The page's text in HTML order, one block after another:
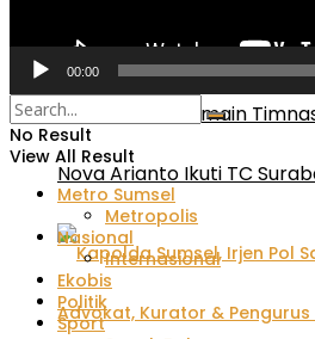
Ini Daftar 28 Pemain
Nova Arianto Ikuti TC
00:00
No Result
View All Result
Metro Sumsel
Metropolis
Nasional
Internasional
Ekobis
Politik
Sport